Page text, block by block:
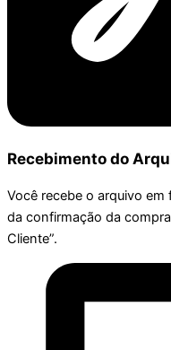
Recebimento do
Você recebe o arquivo
da confirmação da
Cliente”.